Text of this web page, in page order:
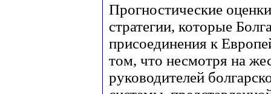
Прогностические
стратегии, которые
присоединения к
том, что несмотря на
руководителей